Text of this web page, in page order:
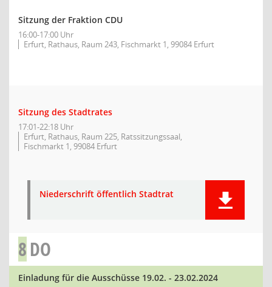
Sitzung der Fraktion CDU
16:00-17:00 Uhr
Erfurt, Rathaus, Raum 243, Fischmarkt 1, 99084 Erfurt
Sitzung des Stadtrates
17:01-22:18 Uhr
Erfurt, Rathaus, Raum 225, Ratssitzungssaal,
Fischmarkt 1, 99084 Erfurt
Niederschrift öffentlich Stadtrat
8DO
Einladung für die Ausschüsse 19.02. - 23.02.2024